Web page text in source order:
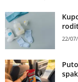
22/